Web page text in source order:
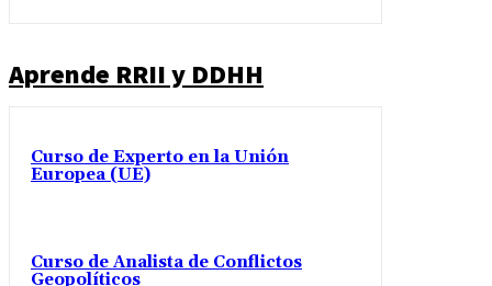
Aprende RRII y DDHH
Curso de Experto en la Unión
Europea (UE)
Curso de Analista de Conflictos
Geopolíticos